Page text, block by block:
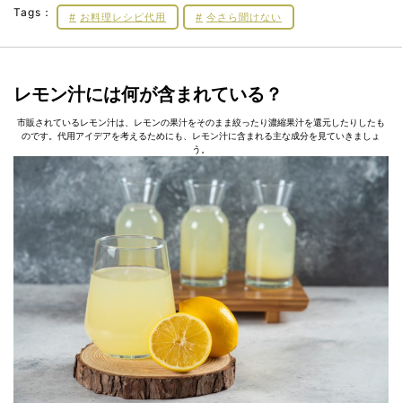
Tags： お料理レシピ代用 今さら聞けない
レモン汁には何が含まれている？
市販されているレモン汁は、レモンの果汁をそのまま絞ったり濃縮果汁を還元したりしたも
のです。代用アイデアを考えるためにも、レモン汁に含まれる主な成分を見ていきましょ
う。